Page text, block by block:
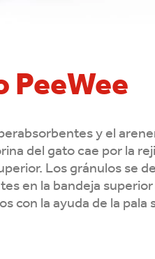
PeeWee
y el
del gato cae por la
Los gránulos se
en la bandeja
con la ayuda de la pala